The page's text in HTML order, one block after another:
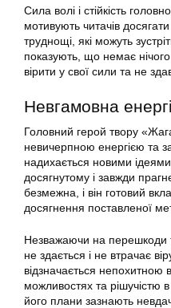
Сила волі і стійкість
мотивують читачів
труднощі, які можуть
показують, що немає
вірити у свої сили та не
Невгамовна
Головний герой твору
невичерпною енергією та
надихається новими
досягнутому і завжди
безмежна, і він готовий
досягнення поставленої
Незважаючи на перешкоди
не здається і не втрачає
відзначається непохитною
можливостях та рішучістю
його плани зазнають